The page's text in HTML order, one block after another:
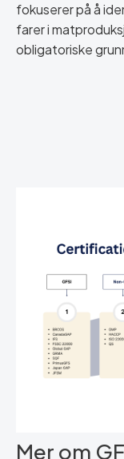
fokuserer på å
farer i
obligatoriske
Mer om